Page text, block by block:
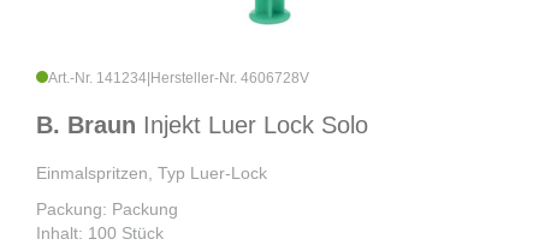
Art.-Nr. 141234 Hersteller-Nr. 4606728V
B. Braun Injekt Luer Lock Solo
Einmalspritzen, Typ Luer-Lock
Packung: Packung
Inhalt: 100 Stück